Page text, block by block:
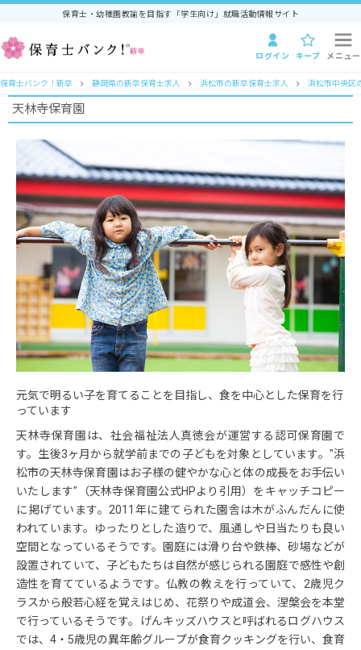
保育士・幼稚園教諭を目指す「学生向け」就職活動情報サイト
ログイン キープ メニュー
保育士バンク！新卒 静岡県の新卒保育士求人 浜松市の新卒保育士求人 浜松市中央区
天林寺保育園
元気で明るい子を育てることを目指し、食を中心とした保育を行
っています
天林寺保育園は、社会福祉法人真徳会が運営する認可保育園で
す。生後3ヶ月から就学前までの子どもを対象としています。"浜
松市の天林寺保育園はお子様の健やかな心と体の成長をお手伝い
いたします"（天林寺保育園公式HPより引用）をキャッチコピー
に掲げています。2011年に建てられた園舎は木がふんだんに使
われています。ゆったりとした造りで、風通しや日当たりも良い
空間となっているそうです。園庭には滑り台や鉄棒、砂場などが
設置されていて、子どもたちは自然が感じられる園庭で感性や創
造性を育てているようです。仏教の教えを行っていて、2歳児ク
ラスから般若心経を覚えはじめ、花祭りや成道会、涅槃会を本堂
で行っているそうです。げんキッズハウスと呼ばれるログハウス
では、4・5歳児の異年齢グループが食育クッキングを行い、食育